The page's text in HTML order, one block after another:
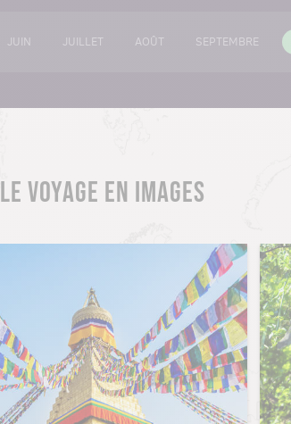
JUIN JUILLET AOÛT SEPTEMBRE
LE VOYAGE EN IMAGES